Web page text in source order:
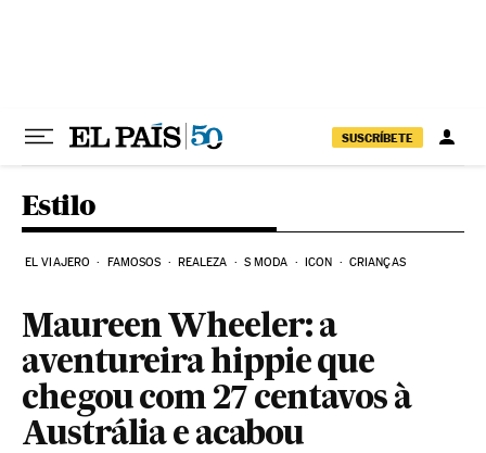
SUSCRÍBETE
Estilo
EL VIAJERO FAMOSOS REALEZA S MODA ICON CRIANÇAS
Maureen Wheeler: a
aventureira hippie que
chegou com 27 centavos à
Austrália e acabou